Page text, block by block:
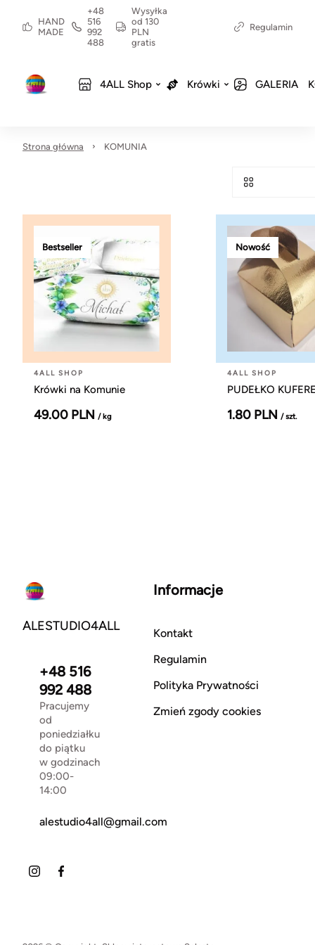
HAND
MADE
+48
516
992
488
Wysyłka
od 130
PLN
gratis
Regulamin
4ALL Shop Krówki GALERIA
Strona główna KOMUNIA
Bestseller
4ALL SHOP
Krówki na Komunie
49.00 PLN / kg
Nowość
4ALL SHOP
PUDEŁKO
1.80 PLN / szt.
ALESTUDIO4ALL
+48 516
992 488
Pracujemy
od
poniedziałku
do piątku
w godzinach
09:00-
14:00
alestudio4all@gmail.com
Informacje
Kontakt
Regulamin
Polityka Prywatności
Zmień zgody cookies